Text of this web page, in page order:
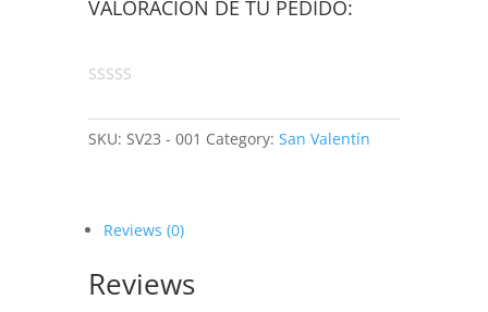
VALORACIÓN DE TU PEDIDO:
SKU: SV23 - 001 Category: San Valentín
Reviews (0)
Reviews